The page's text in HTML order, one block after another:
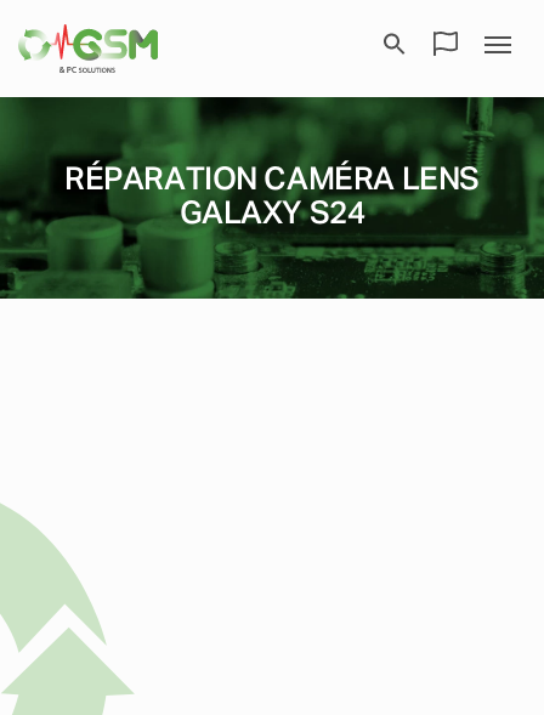
RÉPARATION CAMÉRA LENS
GALAXY S24